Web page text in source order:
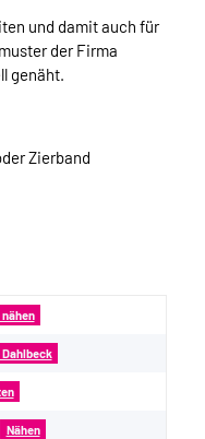
und damit auch für
der Firma
genäht.
Zierband
nähen
Nähen